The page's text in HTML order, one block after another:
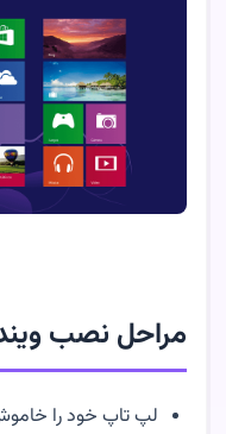
مراحل نصب ویندوز 8 روی
لپ تاپ خود را